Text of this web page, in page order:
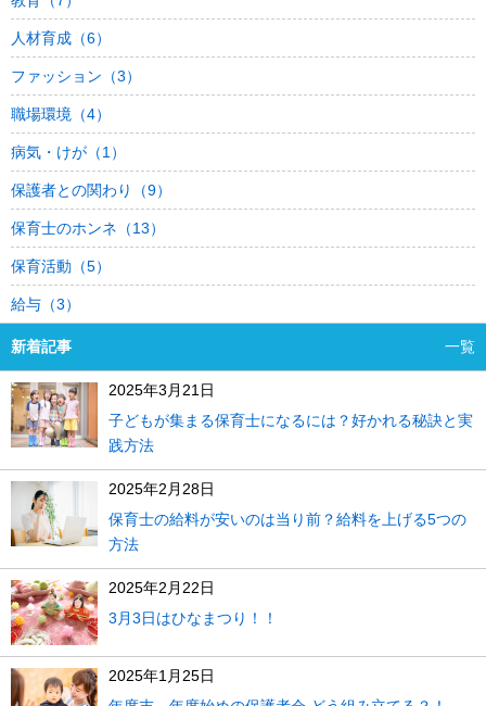
人材育成（6）
ファッション（3）
職場環境（4）
病気・けが（1）
保護者との関わり（9）
保育士のホンネ（13）
保育活動（5）
給与（3）
新着記事 一覧
2025年3月21日
子どもが集まる保育士になるには？好かれる秘訣と実
践方法
2025年2月28日
保育士の給料が安いのは当り前？給料を上げる5つの
方法
2025年2月22日
3月3日はひなまつり！！
2025年1月25日